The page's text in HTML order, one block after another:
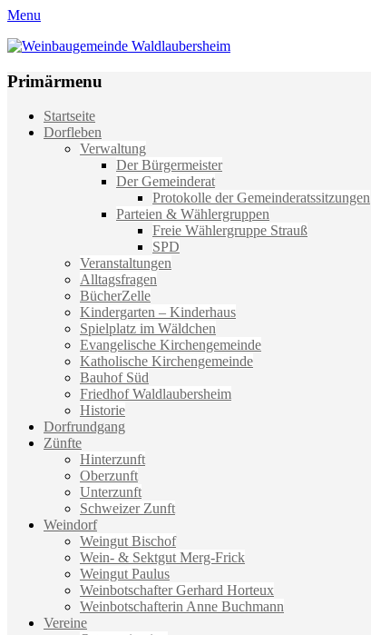
Menu
Weinbaugemeinde Waldlaubersheim
Primärmenu
Weiter
zum
Startseite
Dorfleben
Verwaltung
Der Bürgermeister
Der Gemeinderat
Protokolle der Gemeinderatssitzungen
Parteien & Wählergruppen
Freie Wählergruppe Strauß
SPD
Veranstaltungen
Alltagsfragen
BücherZelle
Kindergarten – Kinderhaus
Spielplatz im Wäldchen
Evangelische Kirchengemeinde
Katholische Kirchengemeinde
Bauhof Süd
Friedhof Waldlaubersheim
Historie
Dorfrundgang
Zünfte
Hinterzunft
Oberzunft
Unterzunft
Schweizer Zunft
Weindorf
Weingut Bischof
Wein- & Sektgut Merg-Frick
Weingut Paulus
Weinbotschafter Gerhard Horteux
Weinbotschafterin Anne Buchmann
Vereine